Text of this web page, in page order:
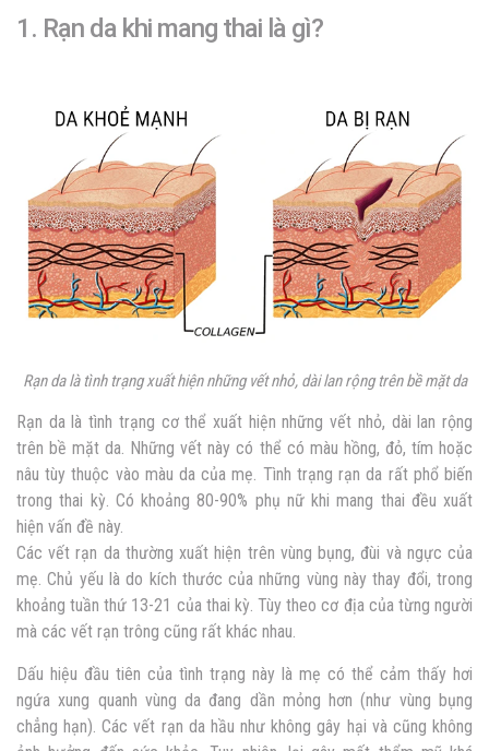
1. Rạn da khi mang thai là gì?
Rạn da là tình trạng xuất hiện những vết nhỏ, dài lan rộng trên bề mặt da
Rạn da là tình trạng cơ thể xuất hiện những vết nhỏ, dài lan rộng
trên bề mặt da. Những vết này có thể có màu hồng, đỏ, tím hoặc
nâu tùy thuộc vào màu da của mẹ. Tình trạng rạn da rất phổ biến
trong thai kỳ. Có khoảng 80-90% phụ nữ khi mang thai đều xuất
hiện vấn đề này.
Các vết rạn da thường xuất hiện trên vùng bụng, đùi và ngực của
mẹ. Chủ yếu là do kích thước của những vùng này thay đổi, trong
khoảng tuần thứ 13-21 của thai kỳ. Tùy theo cơ địa của từng người
mà các vết rạn trông cũng rất khác nhau.
Dấu hiệu đầu tiên của tình trạng này là mẹ có thể cảm thấy hơi
ngứa xung quanh vùng da đang dần mỏng hơn (như vùng bụng
chẳng hạn). Các vết rạn da hầu như không gây hại và cũng không